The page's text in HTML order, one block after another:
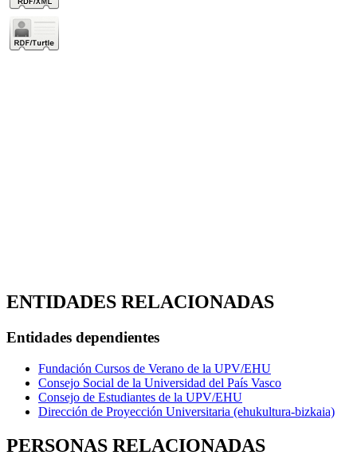
ENTIDADES RELACIONADAS
Entidades dependientes
Fundación Cursos de Verano de la UPV/EHU
Consejo Social de la Universidad del País Vasco
Consejo de Estudiantes de la UPV/EHU
Dirección de Proyección Universitaria (ehukultura-bizkaia)
PERSONAS RELACIONADAS